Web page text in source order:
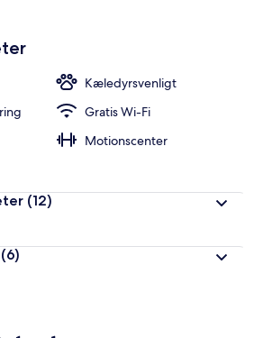
Kæledyrsvenligt
Gratis Wi-Fi
Motionscenter
(12)
(6)